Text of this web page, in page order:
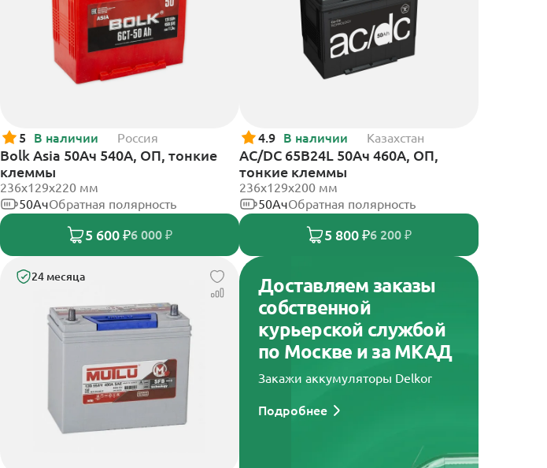
5 В наличии Россия
Bolk Asia 50Ач 540А, ОП, тонкие
клеммы
236х129х220 мм
50АчОбратная полярность
5 600 ₽6 000 ₽
4.9 В наличии Казахстан
AC/DC 65B24L 50Ач 460А, ОП,
тонкие клеммы
236x129x200 мм
50АчОбратная полярность
5 800 ₽6 200 ₽
24 месяца
Доставляем заказы
собственной
курьерской службой
по Москве и за МКАД
Закажи аккумуляторы Delkor
Подробнее